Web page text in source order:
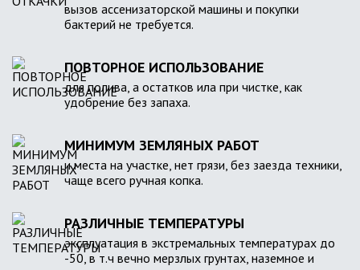
вызов ассенизаторской машины и покупки
бактерий не требуется.
ПОВТОРНОЕ ИСПОЛЬЗОВАНИЕ
для полива, а остатков ила при чистке, как
удобрение без запаха.
МИНИМУМ ЗЕМЛЯНЫХ РАБОТ
и места на участке, нет грязи, без заезда техники,
чаще всего ручная копка.
РАЗЛИЧНЫЕ ТЕМПЕРАТУРЫ
эксплуатация в экстремальных температурах до
-50, в т.ч вечно мерзлых грунтах, наземное и